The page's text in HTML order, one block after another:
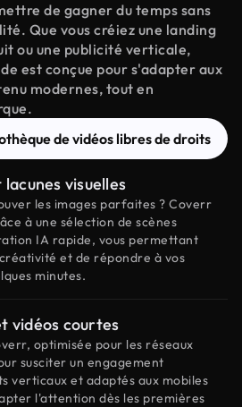
de gagner du temps sans
Que vous créiez une landing
ou une publicité verticale,
est conçue pour s'adapter aux
modernes, tout en
de vidéos libres de droits
visuelles
les images parfaites ? Coverr
à une sélection de scènes
IA rapide, vous permettant
et de répondre à vos
minutes.
vidéos courtes
optimisée pour les réseaux
susciter un engagement
verticaux et adaptés aux mobiles
l'attention dès les premières